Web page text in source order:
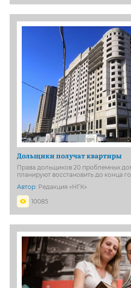
Дольщики получат квартиры
Права дольщиков 20 проблемных
планируют восстановить до конца
Автор: Редакция «НГК»
10085